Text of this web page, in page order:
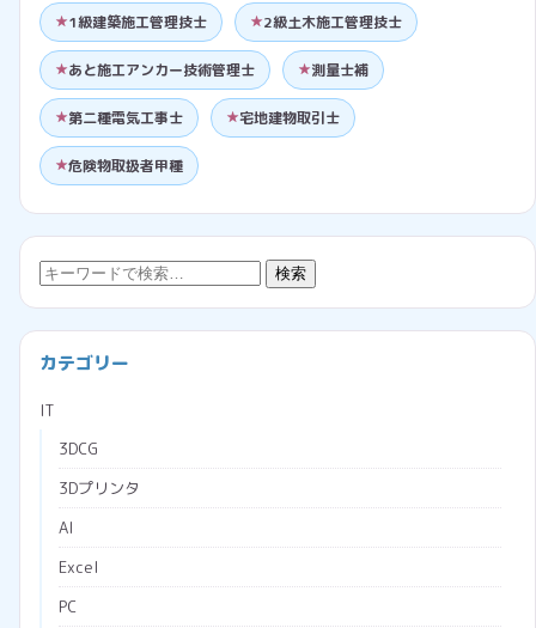
1級建築施工管理技士 2級土木施工管理技士
あと施工アンカー技術管理士 測量士補
第二種電気工事士 宅地建物取引士
危険物取扱者甲種
検
索:
検索
カテゴリー
IT
3DCG
3Dプリンタ
AI
Excel
PC